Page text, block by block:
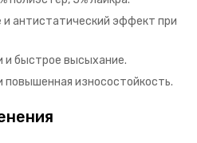
антистатический эффект при
и быстрое высыхание.
повышенная износостойкость.